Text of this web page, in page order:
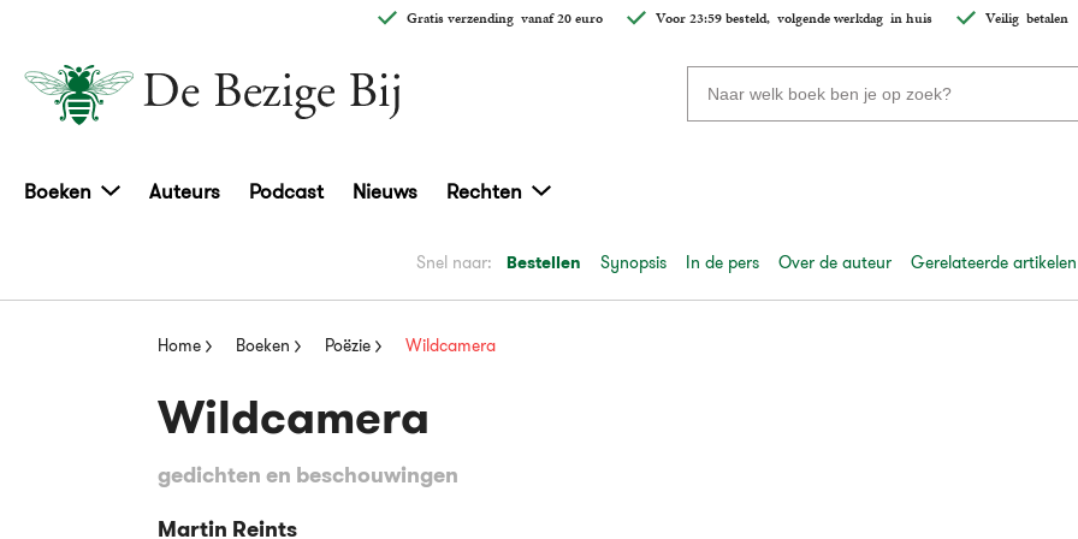
Gratis verzendingvanaf 20 euro Voor 23:59 besteld, volgende werkdagin huis Veiligbetalen
Zoeken
naar
Boeken Auteurs Podcast Nieuws Rechten
Snel naar: Bestellen Synopsis In de pers Over de auteur Gerelateerde artikelen
Home Boeken Poëzie Wildcamera
Wildcamera
gedichten en beschouwingen
Martin Reints